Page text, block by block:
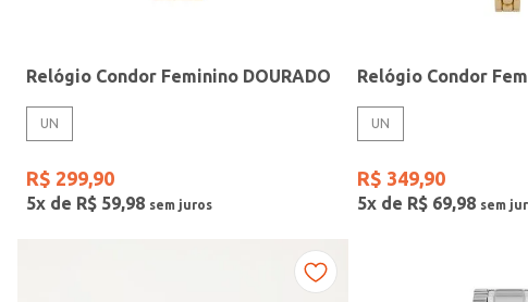
Relógio Condor Feminino DOURADO
UN
R$ 299,90
5x de R$ 59,98
Relógio Condor
UN
R$ 349,90
5x de R$ 69,98